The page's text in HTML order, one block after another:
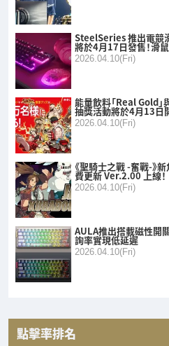
SteelSeries 推出電競
將於4月17日發售！滑
2026.04.10(Fri)
能量飲料「Real Gold」
抽獎活動將於4月13日
2026.04.10(Fri)
《聖騎士之戰 -奮戰-》
費更新 Ver.2.00 上線！
2026.04.10(Fri)
AULA推出搭載磁性開
詢率實現低延遲
2026.04.10(Fri)
點擊率排名